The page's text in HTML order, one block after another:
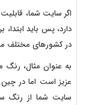
اگر سایت شما،
دارد، پس باید
در کشورهای مختلف
به عنوان مثال،
عزیز است اما در
سایت شما از رنگ